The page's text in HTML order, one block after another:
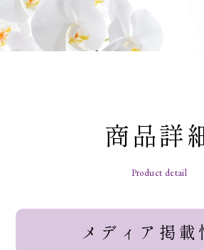
商品詳
Product detail
メディア掲載